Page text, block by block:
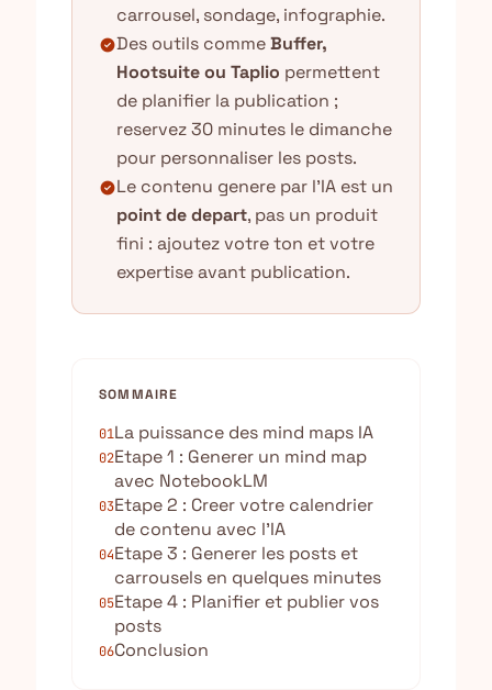
carrousel, sondage, infographie.
check_circleDes outils commeBuffer,
Hootsuite ou Taplio permettent
de planifier la publication ;
reservez 30 minutes le dimanche
pour personnaliser les posts.
check_circleLe contenu genere par l'IA est un
point de depart, pas un produit
fini : ajoutez votre ton et votre
expertise avant publication.
SOMMAIRE
01La puissance des mind maps IA
02Etape 1 : Generer un mind map
avec NotebookLM
03Etape 2 : Creer votre calendrier
de contenu avec l’IA
04Etape 3 : Generer les posts et
carrousels en quelques minutes
05Etape 4 : Planifier et publier vos
posts
06Conclusion